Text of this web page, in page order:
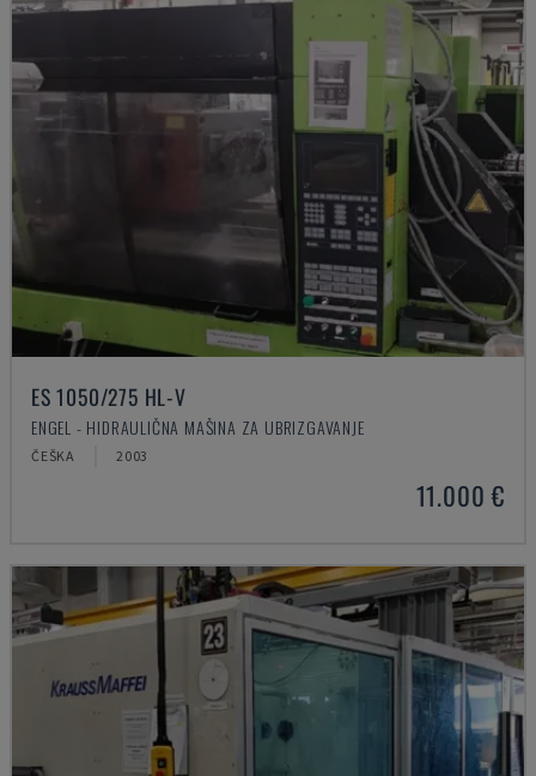
ES 1050/275 HL-V
ENGEL - HIDRAULIČNA MAŠINA ZA UBRIZGAVANJE
ČEŠKA 2003
11.000 €